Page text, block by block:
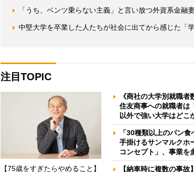
「うち、ベンツ乗らない主義」と言い放つ外資系金融
中堅大学を卒業した人たちが社会に出てから感じた「学
注目TOPIC
【75歳をすぎたらやめること】
《商社の大学別就職
住友商事への就職者
以外で強い大学はどこ
「30種類以上のパン
手掛けるサンマルク
コンセプト」、事業を
【納車時に複数の事